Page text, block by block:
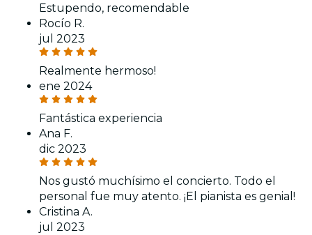
Estupendo, recomendable
Rocío R.
jul 2023
Realmente hermoso!
ene 2024
Fantástica experiencia
Ana F.
dic 2023
Nos gustó muchísimo el concierto. Todo el
personal fue muy atento. ¡El pianista es genial!
Cristina A.
jul 2023